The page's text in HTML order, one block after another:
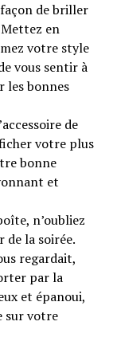
de briller
en
votre style
vous sentir à
les bonnes
de
votre plus
bonne
et
n’oubliez
de la soirée.
regardait,
par la
et épanoui,
sur votre